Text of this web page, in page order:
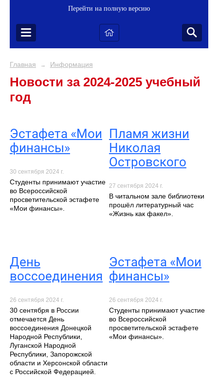
Перейти на полную версию
Главная → Информация
Новости за 2024-2025 учебный
год
Эстафета «Мои
финансы»
30 сентября 2024 г.
Студенты принимают участие
во Всероссийской
просветительской эстафете
«Мои финансы».
Пламя жизни
Николая
Островского
27 сентября 2024 г.
В читальном зале библиотеки
прошёл литературный час
«Жизнь как факел».
День
воссоединения
26 сентября 2024 г.
30 сентября в России
отмечается День
воссоединения Донецкой
Народной Республики,
Луганской Народной
Республики, Запорожской
области и Херсонской области
с Российской Федерацией.
Эстафета «Мои
финансы»
26 сентября 2024 г.
Студенты принимают участие
во Всероссийской
просветительской эстафете
«Мои финансы».